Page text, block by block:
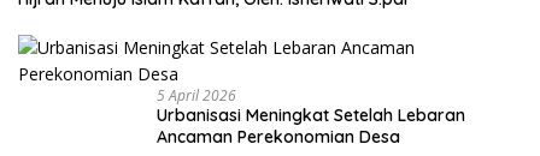
5 April 2026
Urbanisasi Meningkat Setelah Lebaran
Ancaman Perekonomian Desa